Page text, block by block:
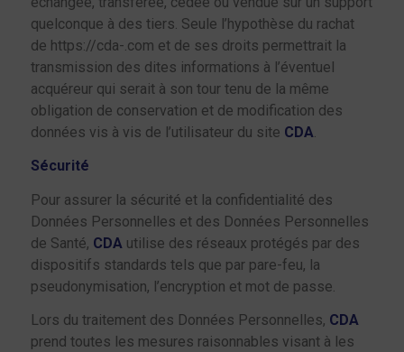
quelconque à des tiers. Seule l’hypothèse du rachat
de https://cda-.com et de ses droits permettrait la
transmission des dites informations à l’éventuel
acquéreur qui serait à son tour tenu de la même
obligation de conservation et de modification des
données vis à vis de l’utilisateur du site CDA
Sécurité
Pour assurer la sécurité et la confidentialité des
Données Personnelles et des Données Personnelles
de Santé, CDA utilise des réseaux protégés par des
dispositifs standards tels que par pare-feu, la
pseudonymisation, l’encryption et mot de passe.
Lors du traitement des Données Personnelles, CDA
prend toutes les mesures raisonnables visant à les